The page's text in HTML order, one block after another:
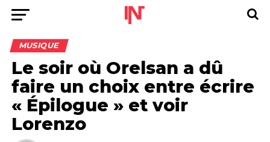
MUSIQUE
Le soir où Orelsan a dû
faire un choix entre écrire
« Épilogue » et voir
Lorenzo